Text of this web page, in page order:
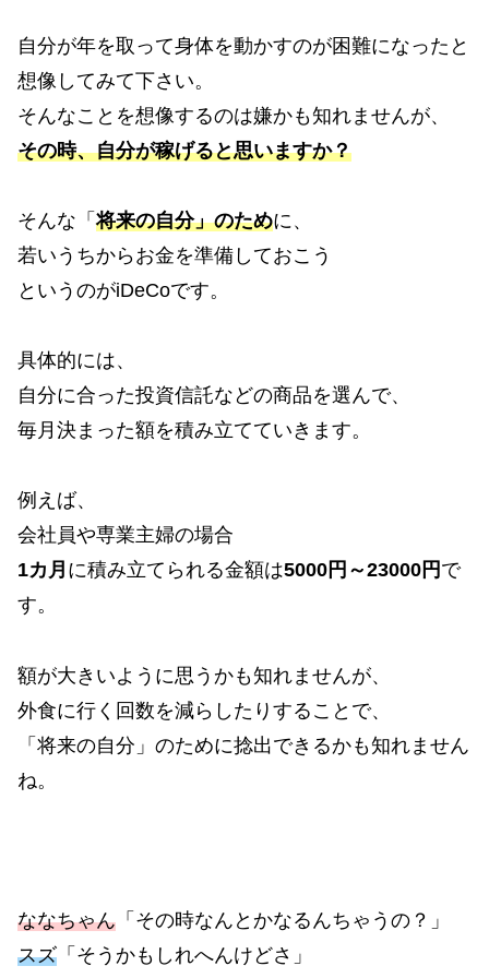
自分が年を取って身体を動かすのが困難になったと
想像してみて下さい。
そんなことを想像するのは嫌かも知れませんが、
その時、自分が稼げると思いますか？
そんな「将来の自分」のために、
若いうちからお金を準備しておこう
というのがiDeCoです。
具体的には、
自分に合った投資信託などの商品を選んで、
毎月決まった額を積み立てていきます。
例えば、
会社員や専業主婦の場合
1カ月 に積み立てられる金額は5000円～23000円 で
す。
額が大きいように思うかも知れませんが、
外食に行く回数を減らしたりすることで、
「将来の自分」のために捻出できるかも知れません
ね。
ななちゃん 「その時なんとかなるんちゃうの？」
スズ 「そうかもしれへんけどさ」